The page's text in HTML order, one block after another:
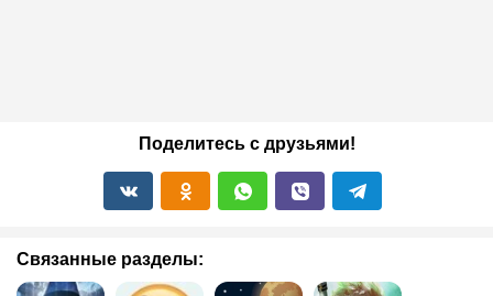
Поделитесь с друзьями!
Связанные разделы: